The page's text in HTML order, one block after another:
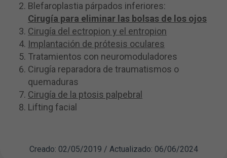
Blefaroplastia párpados inferiores:
Cirugía para eliminar las bolsas de los ojos
Cirugía del ectropion y el entropion
Implantación de prótesis oculares
Tratamientos con neuromoduladores
Cirugía reparadora de traumatismos o
quemaduras
Cirugía de la ptosis palpebral
Lifting facial
Creado: 02/05/2019 / Actualizado: 06/06/2024